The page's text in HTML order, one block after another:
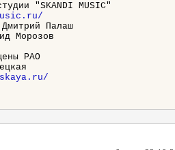
Палаш
Морозов
РАО